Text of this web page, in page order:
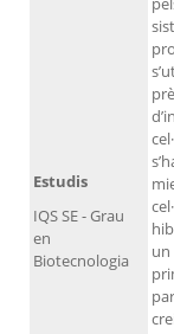
Estudis
IQS SE - Grau
en
Biotecnologia